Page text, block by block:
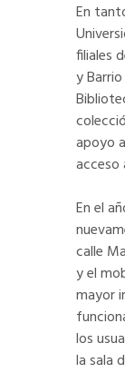
En
filiales
y
apoyo
acceso
En el
calle
y el
mayor
los
la sala